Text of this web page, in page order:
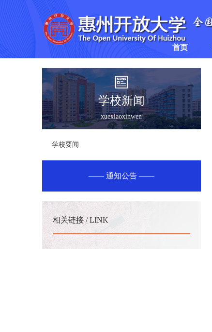
首页
学校新闻
xuexiaoxinwen
学校要闻
通知公告
相关链接 / LINK